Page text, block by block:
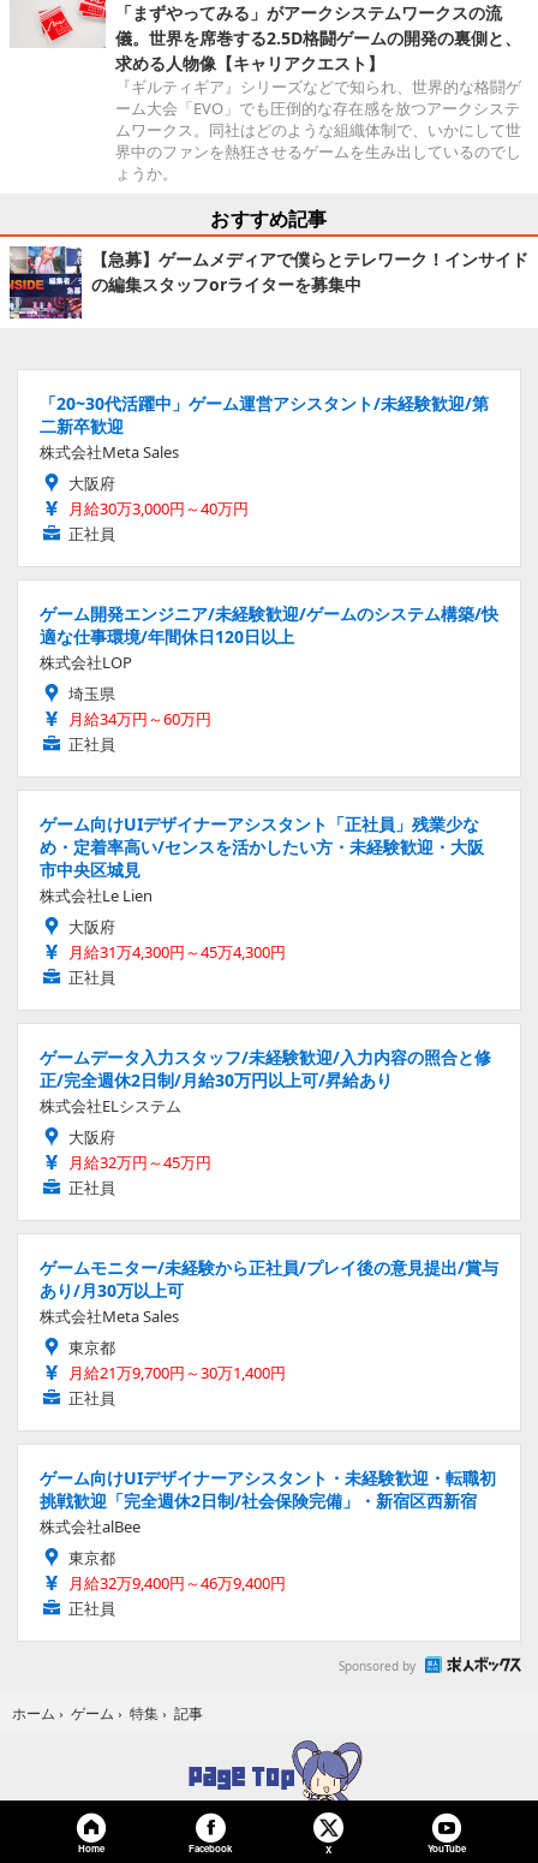
「まずやってみる」がアークシステムワークスの流
儀。世界を席巻する2.5D格闘ゲームの開発の裏側と、
求める人物像【キャリアクエスト】
『ギルティギア』シリーズなどで知られ、世界的な格闘ゲ
ーム大会「EVO」でも圧倒的な存在感を放つアークシステ
ムワークス。同社はどのような組織体制で、いかにして世
界中のファンを熱狂させるゲームを生み出しているのでし
ょうか。
おすすめ記事
【急募】ゲームメディアで僕らとテレワーク！インサイド
の編集スタッフorライターを募集中
「20~30代活躍中」ゲーム運営アシスタント/未経験歓迎/第
二新卒歓迎
株式会社Meta Sales
大阪府
月給30万3,000円～40万円
正社員
ゲーム開発エンジニア/未経験歓迎/ゲームのシステム構築/快
適な仕事環境/年間休日120日以上
株式会社LOP
埼玉県
月給34万円～60万円
正社員
ゲーム向けUIデザイナーアシスタント「正社員」残業少な
め・定着率高い/センスを活かしたい方・未経験歓迎・大阪
市中央区城見
株式会社Le Lien
大阪府
月給31万4,300円～45万4,300円
正社員
ゲームデータ入力スタッフ/未経験歓迎/入力内容の照合と修
正/完全週休2日制/月給30万円以上可/昇給あり
株式会社ELシステム
大阪府
月給32万円～45万円
正社員
ゲームモニター/未経験から正社員/プレイ後の意見提出/賞与
あり/月30万以上可
株式会社Meta Sales
東京都
月給21万9,700円～30万1,400円
正社員
ゲーム向けUIデザイナーアシスタント・未経験歓迎・転職初
挑戦歓迎「完全週休2日制/社会保険完備」・新宿区西新宿
株式会社alBee
東京都
月給32万9,400円～46万9,400円
正社員
Sponsored by
ホーム › ゲーム › 特集 › 記事
Home Facebook X YouTube